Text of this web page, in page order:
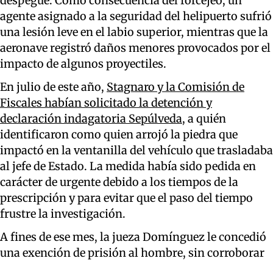
agente asignado a la seguridad del helipuerto sufrió
una lesión leve en el labio superior, mientras que la
aeronave registró daños menores provocados por el
impacto de algunos proyectiles.
En julio de este año, Stagnaro y la Comisión de
Fiscales habían solicitado la detención y
declaración indagatoria Sepúlveda, a quién
identificaron como quien arrojó la piedra que
impactó en la ventanilla del vehículo que trasladaba
al jefe de Estado. La medida había sido pedida en
carácter de urgente debido a los tiempos de la
prescripción y para evitar que el paso del tiempo
frustre la investigación.
A fines de ese mes, la jueza Domínguez le concedió
una exención de prisión al hombre, sin corroborar